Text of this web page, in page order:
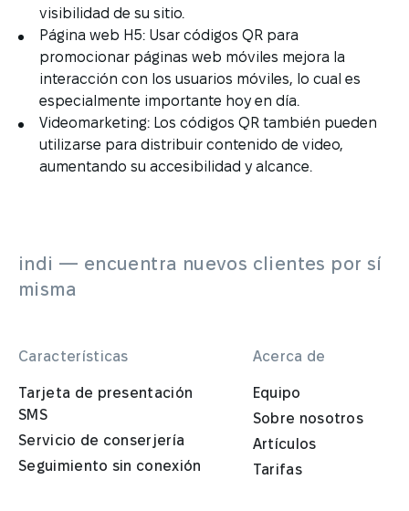
visibilidad de su sitio.
Página web H5: Usar códigos QR para
promocionar páginas web móviles mejora la
interacción con los usuarios móviles, lo cual es
especialmente importante hoy en día.
Videomarketing: Los códigos QR también pueden
utilizarse para distribuir contenido de video,
aumentando su accesibilidad y alcance.
indi — encuentra nuevos clientes por sí
misma
Características
Tarjeta de presentación
SMS
Servicio de conserjería
Seguimiento sin conexión
Acerca de
Equipo
Sobre nosotros
Artículos
Tarifas